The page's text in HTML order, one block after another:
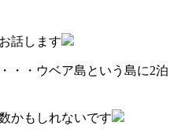
話します
・・ウベア島という島に2泊
かもしれないです